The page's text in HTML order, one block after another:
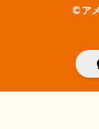
©︎ア